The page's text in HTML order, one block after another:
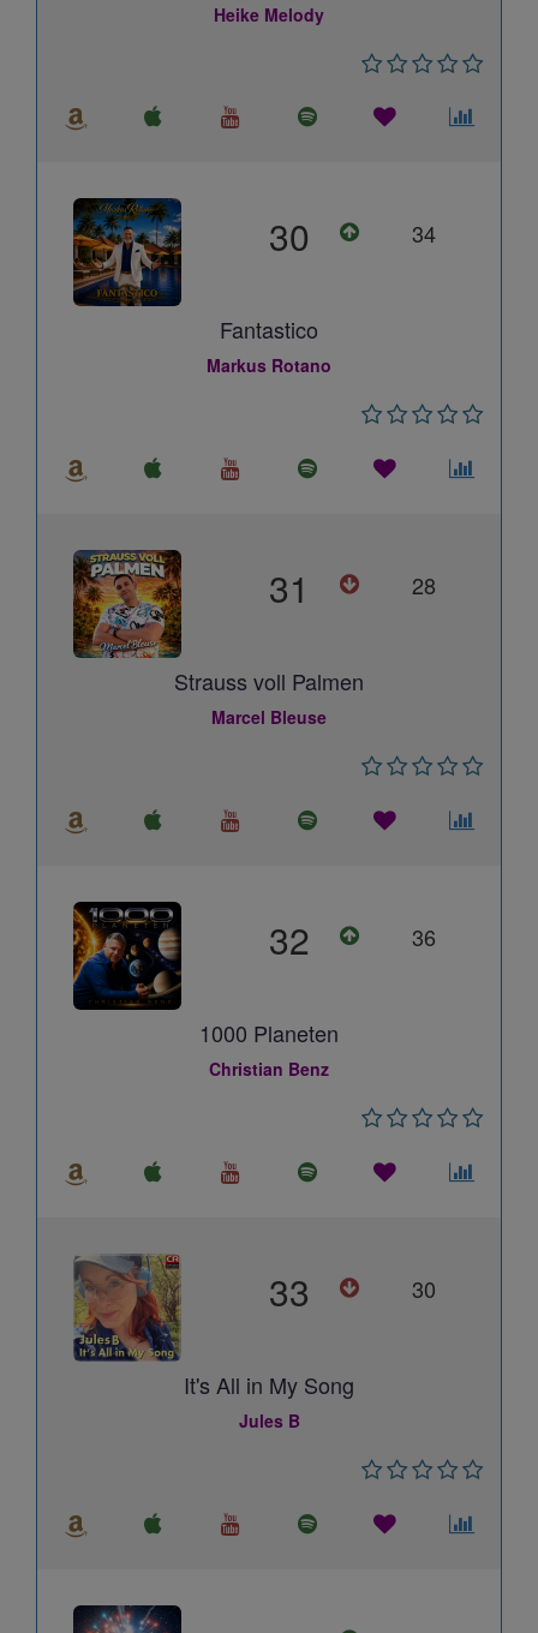
Heike Melody
30 34
Fantastico
Markus Rotano
31 28
Strauss voll Palmen
Marcel Bleuse
32 36
1000 Planeten
Christian Benz
33 30
It's All in My Song
Jules B